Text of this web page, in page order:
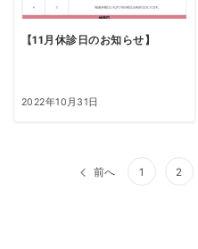
【11月休診日のお知らせ】
2022年10月31日
前へ 1 2